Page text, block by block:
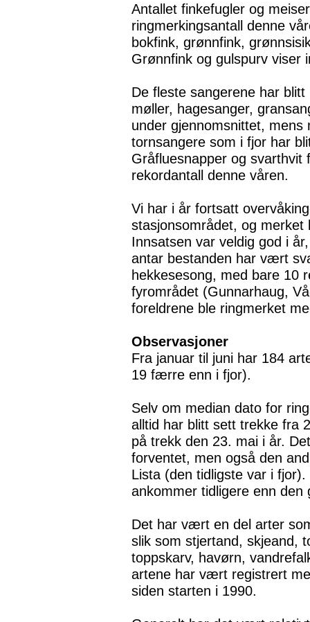
Antallet finkefugler og
ringmerkingsantall denne
bokfink, grønnfink,
Grønnfink og gulspurv viser
De fleste sangerene har
møller, hagesanger,
under gjennomsnittet,
tornsangere som i fjor har
Gråfluesnapper og svarthvit
rekordantall denne våren.
Vi har i år fortsatt
stasjonsområdet, og
Innsatsen var veldig god i
antar bestanden har vært
hekkesesong, med bare 10
fyrområdet (Gunnarhaug,
foreldrene ble ringmerket
Observasjoner
Fra januar til juni har 184
19 færre enn i fjor).
Selv om median dato for
alltid har blitt sett trekke fra
på trekk den 23. mai i år.
forventet, men også den
Lista (den tidligste var i
ankommer tidligere enn den
Det har vært en del arter
slik som stjertand, skjeand,
toppskarv, havørn,
artene har vært registrert
siden starten i 1990.